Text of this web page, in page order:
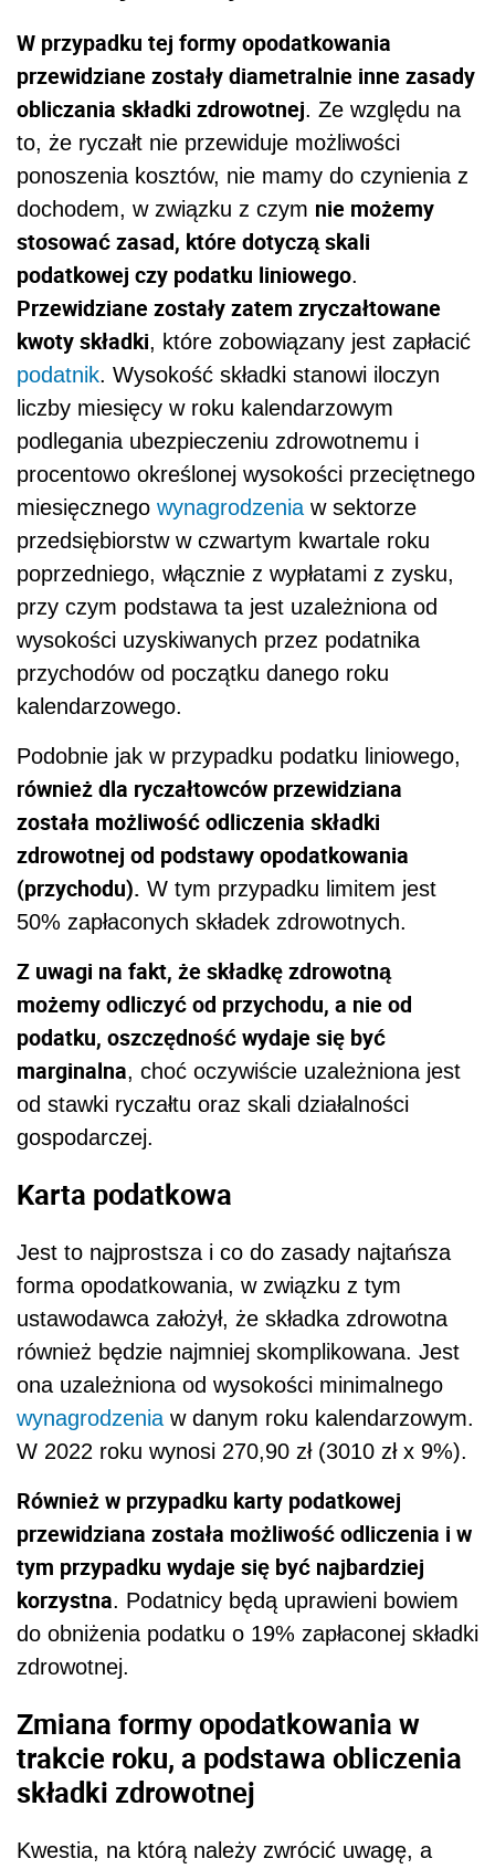
W przypadku tej formy opodatkowania
przewidziane zostały diametralnie inne zasady
obliczania składki zdrowotnej. Ze względu na
to, że ryczałt nie przewiduje możliwości
ponoszenia kosztów, nie mamy do czynienia z
dochodem, w związku z czym nie możemy
stosować zasad, które dotyczą skali
podatkowej czy podatku liniowego.
Przewidziane zostały zatem zryczałtowane
kwoty składki, które zobowiązany jest zapłacić
podatnik. Wysokość składki stanowi iloczyn
liczby miesięcy w roku kalendarzowym
podlegania ubezpieczeniu zdrowotnemu i
procentowo określonej wysokości przeciętnego
miesięcznego wynagrodzenia w sektorze
przedsiębiorstw w czwartym kwartale roku
poprzedniego, włącznie z wypłatami z zysku,
przy czym podstawa ta jest uzależniona od
wysokości uzyskiwanych przez podatnika
przychodów od początku danego roku
kalendarzowego.
Podobnie jak w przypadku podatku liniowego,
również dla ryczałtowców przewidziana
została możliwość odliczenia składki
zdrowotnej od podstawy opodatkowania
(przychodu). W tym przypadku limitem jest
50% zapłaconych składek zdrowotnych.
Z uwagi na fakt, że składkę zdrowotną
możemy odliczyć od przychodu, a nie od
podatku, oszczędność wydaje się być
marginalna, choć oczywiście uzależniona jest
od stawki ryczałtu oraz skali działalności
gospodarczej.
Karta podatkowa
Jest to najprostsza i co do zasady najtańsza
forma opodatkowania, w związku z tym
ustawodawca założył, że składka zdrowotna
również będzie najmniej skomplikowana. Jest
ona uzależniona od wysokości minimalnego
wynagrodzenia w danym roku kalendarzowym.
W 2022 roku wynosi 270,90 zł (3010 zł x 9%).
Również w przypadku karty podatkowej
przewidziana została możliwość odliczenia i w
tym przypadku wydaje się być najbardziej
korzystna. Podatnicy będą uprawieni bowiem
do obniżenia podatku o 19% zapłaconej składki
zdrowotnej.
Zmiana formy opodatkowania w
trakcie roku, a podstawa obliczenia
składki zdrowotnej
Kwestia, na którą należy zwrócić uwagę, a